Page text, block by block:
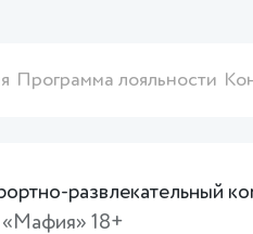
Программа лояльности
развлекательный
«Мафия» 18+